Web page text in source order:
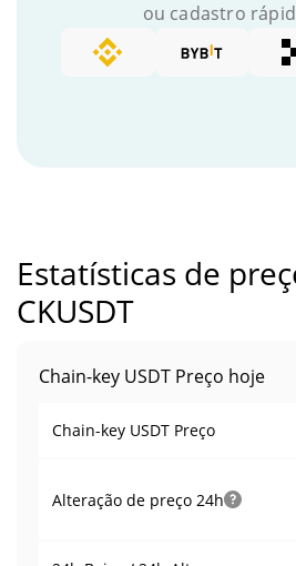
ou cadastro
Estatísticas de
CKUSDT
Chain-key USDT Preço hoje
Chain-key USDT Preço
Alteração de preço 24h